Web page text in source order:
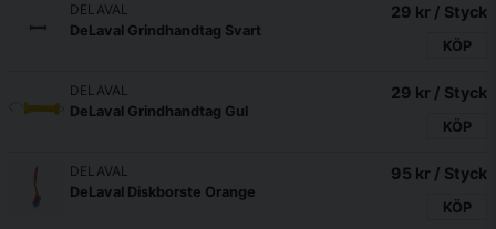
DELAVAL
DeLaval Grindhandtag Svart
29 kr / Styck
KÖP
DELAVAL
DeLaval Grindhandtag Gul
29 kr / Styck
KÖP
DELAVAL
DeLaval Diskborste Orange
95 kr / Styck
KÖP